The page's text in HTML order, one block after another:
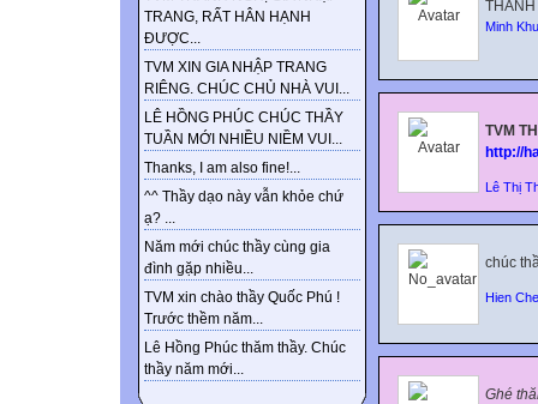
TRANG, RẤT HÂN HẠNH
ĐƯỢC...
TVM XIN GIA NHẬP TRANG
RIÊNG. CHÚC CHỦ NHÀ VUI...
LÊ HỒNG PHÚC CHÚC THẦY
TUẦN MỚI NHIỀU NIỀM VUI...
Thanks, I am also fine!...
^^ Thầy dạo này vẫn khỏe chứ
ạ? ...
Năm mới chúc thầy cùng gia
đình gặp nhiều...
TVM xin chào thầy Quốc Phú !
Trước thềm năm...
Lê Hồng Phúc thăm thầy. Chúc
thầy năm mới...
Minh
TVM
http://
Lê Thị
chúc
Hien
Ghé th